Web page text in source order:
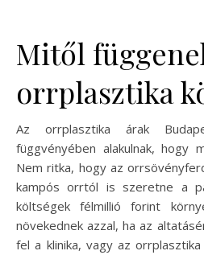
Mitől
orrplasztika
Az orrplasztika árak
függvényében alakulnak, hogy
Nem ritka, hogy az
kampós orrtól is szeretne a
költségek félmillió forint
növekednek azzal, ha az
fel a klinika, vagy az